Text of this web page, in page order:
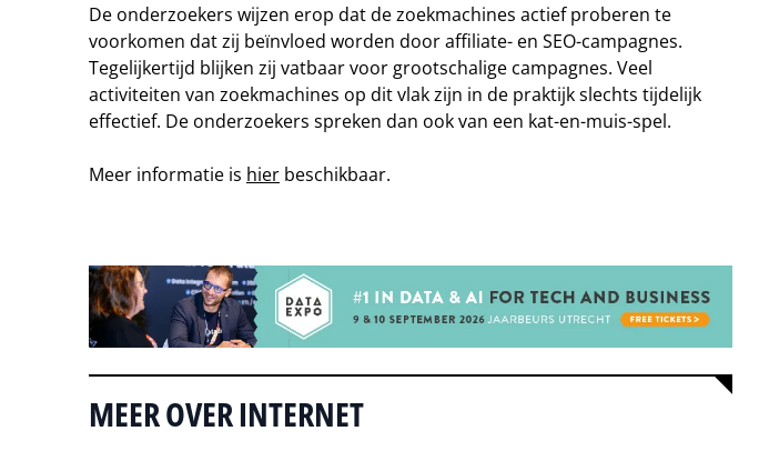
De onderzoekers wijzen erop dat de zoekmachines actief proberen te
voorkomen dat zij beïnvloed worden door affiliate- en SEO-campagnes.
Tegelijkertijd blijken zij vatbaar voor grootschalige campagnes. Veel
activiteiten van zoekmachines op dit vlak zijn in de praktijk slechts tijdelijk
effectief. De onderzoekers spreken dan ook van een kat-en-muis-spel.
Meer informatie is hier beschikbaar.
MEER OVER INTERNET